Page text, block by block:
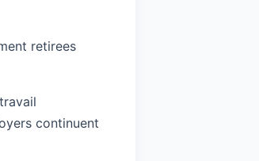
retirees
continuent